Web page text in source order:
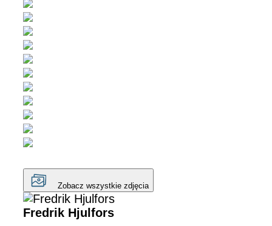
Zobacz wszystkie zdjęcia
Fredrik Hjulfors